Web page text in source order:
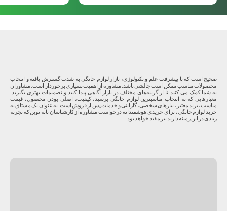
صحیح است که با پیشرفت علم و تکنولوژی، بازار لوازم خانگی به شدت گسترش یافته و انتخاب
محصولات مناسب ممکن است چالشی باشد. مشاوره از اهمیت بسیاری برخوردار است. مشاوران
به شما کمک می کنند تا از گزینه‌های مختلف در بازار آگاهی پیدا کنید و تصمیمات بهتری بگیرید.
معیارهایی که به انتخاب مناسبترین لوازم خانگی برسید، کیفیت، اصلی بودن محصول، قیمت
مناسب، برند معتبر، نیازهای شخصی، گارانتی و خدمات پس از فروش است. به عنوان یک مشتاق به
خرید لوازم خانگی، برای خریدی هوشمندانه درخواست مشاوره از کارشناسان بانه نوین که تجربه
زیادی در این زمینه دارند نیز مفید خواهد بود.